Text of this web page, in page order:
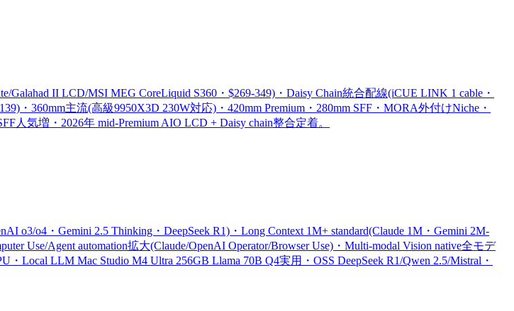
II LCD/MSI MEG CoreLiquid S360・$269-349)・Daisy Chain統合配線(iCUE LINK 1 cable・
・360mm主流(高級9950X3D 230W対応)・420mm Premium・280mm SFF・MORA外付けNiche・
人気増・2026年 mid-Premium AIO LCD + Daisy chain整合定着。
o3/o4・Gemini 2.5 Thinking・DeepSeek R1)・Long Context 1M+ standard(Claude 1M・Gemini 2M-
Use/Agent automation拡大(Claude/OpenAI Operator/Browser Use)・Multi-modal Vision native全モデ
・Local LLM Mac Studio M4 Ultra 256GB Llama 70B Q4実用・OSS DeepSeek R1/Qwen 2.5/Mistral・